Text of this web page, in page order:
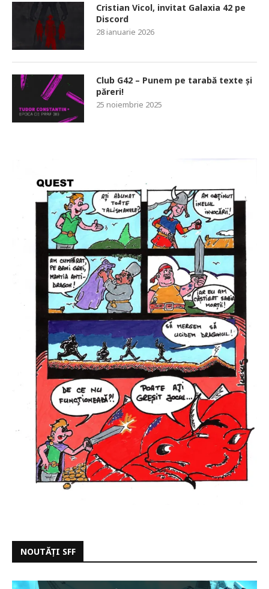
Cristian Vicol, invitat Galaxia 42 pe
Discord
28 ianuarie 2026
Club G42 – Punem pe tarabă texte și
păreri!
25 noiembrie 2025
NOUTĂȚI SFF